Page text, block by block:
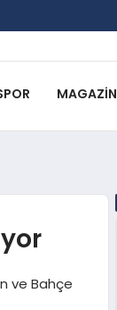
MAGAZIN
ve Bahçe